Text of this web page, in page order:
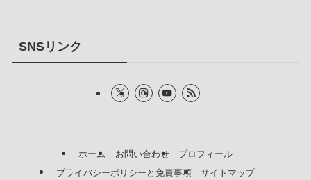
SNSリンク
ホーム お問い合わせ
プロフィール
プライバシーポリシーと免責事項
サイトマップ